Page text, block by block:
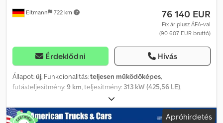
Eltmann 722 km 76 140 EUR
Fix ár plusz ÁFA-val
(90 607 EUR bruttó)
Érdeklődni Hívás
Állapot:új, Funkcionalitás:teljesen működőképes,
futásteljesítmény:9 km, teljesítmény: 313 kW (425,56 LE),
, hajtástípus:
fogyasztás (városi):16,8 l/100 km, üzemanyag-fogyasztás
(országúton):12,3 l/100 km, kombinált üzemanyag-fogyasztás:14,7
Apróhirdetés